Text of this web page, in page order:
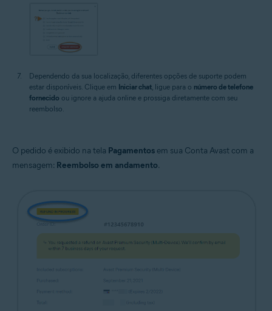
Dependendo da sua localização, diferentes opções de suporte podem
estar disponíveis. Clique em Iniciar chat, ligue para o número de telefone
fornecido ou ignore a ajuda online e prossiga diretamente com seu
reembolso.
O pedido é exibido na tela Pagamentos em sua Conta Avast com a
mensagem: Reembolso em andamento.